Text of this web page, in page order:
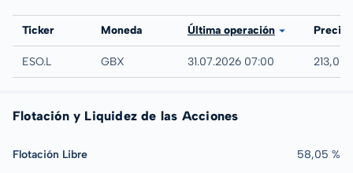
Bolsa
Ticker Moneda Última operación Precio
London
ESO.L GBX 31.07.2026 07:00 213,00
Flotación y Liquidez de las Acciones
Flotación Libre 58,05 %